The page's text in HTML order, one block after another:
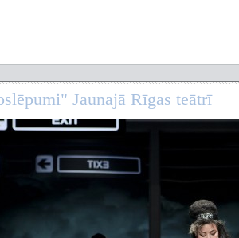
Jaunajā Rīgas teātrī